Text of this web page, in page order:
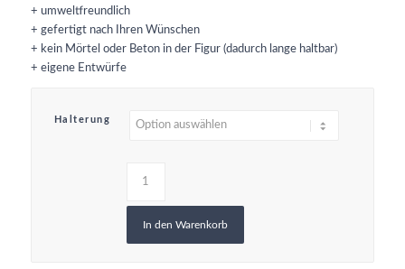
+ umweltfreundlich
+ gefertigt nach Ihren Wünschen
+ kein Mörtel oder Beton in der Figur (dadurch lange haltbar)
+ eigene Entwürfe
Halterung
In den Warenkorb